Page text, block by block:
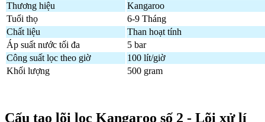
Thương hiệu
Kangaroo
Tuổi thọ
6-9 Tháng
Chất liệu
Than hoạt tính
Áp suất nước tối đa
5 bar
Công suất lọc theo giờ
100 lít/giờ
Khối lượng
500 gram
Cấu tạo lõi lọc Kangaroo số 2 - Lõi xử lí